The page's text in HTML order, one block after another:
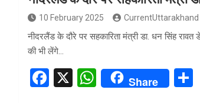
10 February 2025 CurrentUttarakhand
नीदरलैंड के दौरे पर सहकारिता मंत्री डा. धन सिंह
की भी लेंगे…
F
X
W
Share